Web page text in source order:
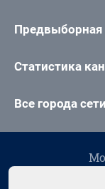
Предвыборная
Статистика
Все города сети